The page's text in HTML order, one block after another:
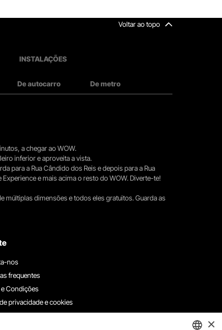
Voltar ao topo
INSTALAÇÕES
De autocarro De metro
a chegar ao WOW.
inferior e aproveita a vista.
para a Rua Cândido dos Reis e depois para a Rua
e mais acima o resto do WOW. Diverte-te!
múltiplas dimensões e todos eles gratuitos. Guarda as
nos
frequentes
Condições
privacidade e cookies
connosco
×